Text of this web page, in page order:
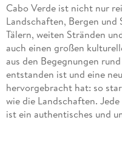
Cabo Verde ist nicht nur
Landschaften, Bergen und
Tälern, weiten Stränden
auch einen großen
aus den Begegnungen
entstanden ist und eine
hervorgebracht hat: so
wie die Landschaften.
ist ein authentisches und